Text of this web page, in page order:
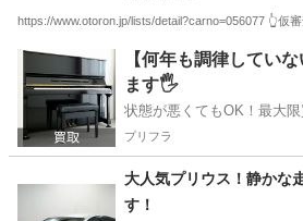
https://www.otoron.jp/lists/detail?carno=056077 👆仮
東京 練馬区 ヴォクシー した
【何年も調律してい
ます🖐️
状態が悪くてもOK！最大
プリフラ
大人気プリウス！静かな
す！